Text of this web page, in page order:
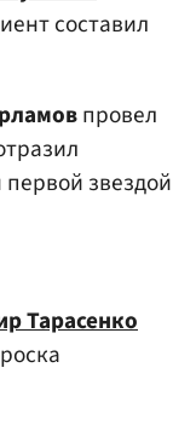
составил
провел
звездой
Тарасенко